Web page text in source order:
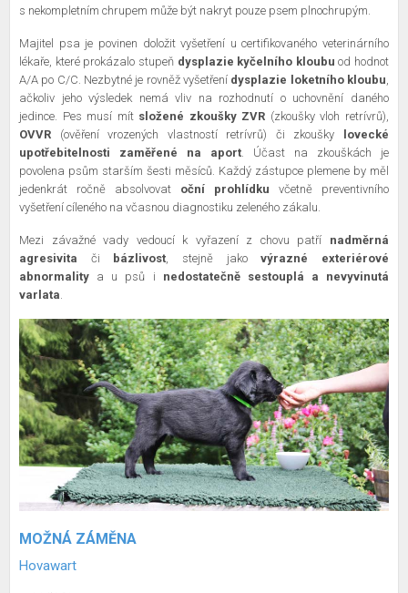
s nekompletním chrupem může být nakryt pouze psem plnochrupým.
Majitel psa je povinen doložit vyšetření u certifikovaného veterinárního
lékaře, které prokázalo stupeň dysplazie kyčelního kloubu od hodnot
A/A po C/C. Nezbytné je rovněž vyšetření dysplazie loketního kloubu
ačkoliv jeho výsledek nemá vliv na rozhodnutí o uchovnění daného
jedince. Pes musí mítsložené zkoušky ZVR (zkoušky vloh retrívrů),
OVVR (ověření vrozených vlastností retrívrů) či zkoušky lovecké
upotřebitelnosti zaměřené na aport . Účast na zkouškách je
povolena psům starším šesti měsíců. Každý zástupce plemene by měl
jedenkrát ročně absolvovat oční prohlídku včetně preventivního
vyšetření cíleného na včasnou diagnostiku zeleného zákalu.
Mezi závažné vady vedoucí k vyřazení z chovu patří nadměrná
agresivita či bázlivost , stejně jakovýrazné exteriérové
abnormality a u psů i nedostatečně sestouplá a nevyvinutá
varlata
MOŽNÁ ZÁMĚNA
Hovawart